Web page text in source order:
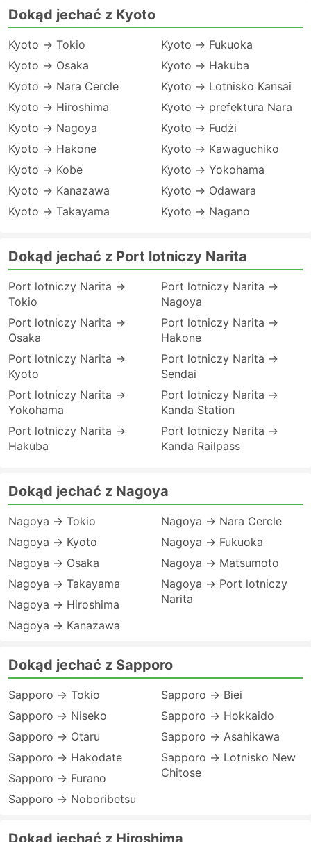
Dokąd jechać z Kyoto
Kyoto → Tokio
Kyoto → Osaka
Kyoto → Nara Cercle
Kyoto → Hiroshima
Kyoto → Nagoya
Kyoto → Hakone
Kyoto → Kobe
Kyoto → Kanazawa
Kyoto → Takayama
Kyoto → Fukuoka
Kyoto → Hakuba
Kyoto → Lotnisko Kansai
Kyoto → prefektura Nara
Kyoto → Fudżi
Kyoto → Kawaguchiko
Kyoto → Yokohama
Kyoto → Odawara
Kyoto → Nagano
Dokąd jechać z Port lotniczy Narita
Port lotniczy Narita →
Tokio
Port lotniczy Narita →
Osaka
Port lotniczy Narita →
Kyoto
Port lotniczy Narita →
Yokohama
Port lotniczy Narita →
Hakuba
Port lotniczy Narita →
Nagoya
Port lotniczy Narita →
Hakone
Port lotniczy Narita →
Sendai
Port lotniczy Narita →
Kanda Station
Port lotniczy Narita →
Kanda Railpass
Dokąd jechać z Nagoya
Nagoya → Tokio
Nagoya → Kyoto
Nagoya → Osaka
Nagoya → Takayama
Nagoya → Hiroshima
Nagoya → Kanazawa
Nagoya → Nara Cercle
Nagoya → Fukuoka
Nagoya → Matsumoto
Nagoya → Port lotniczy
Narita
Dokąd jechać z Sapporo
Sapporo → Tokio
Sapporo → Niseko
Sapporo → Otaru
Sapporo → Hakodate
Sapporo → Furano
Sapporo → Noboribetsu
Sapporo → Biei
Sapporo → Hokkaido
Sapporo → Asahikawa
Sapporo → Lotnisko New
Chitose
Dokąd jechać z Hiroshima